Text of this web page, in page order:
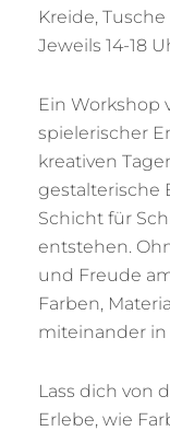
Kreide,
Jeweils 14-18
Ein Workshop
spielerischer
kreativen
gestalterische
Schicht für
entstehen.
und Freude
Farben,
miteinander
Lass dich von
Erlebe, wie